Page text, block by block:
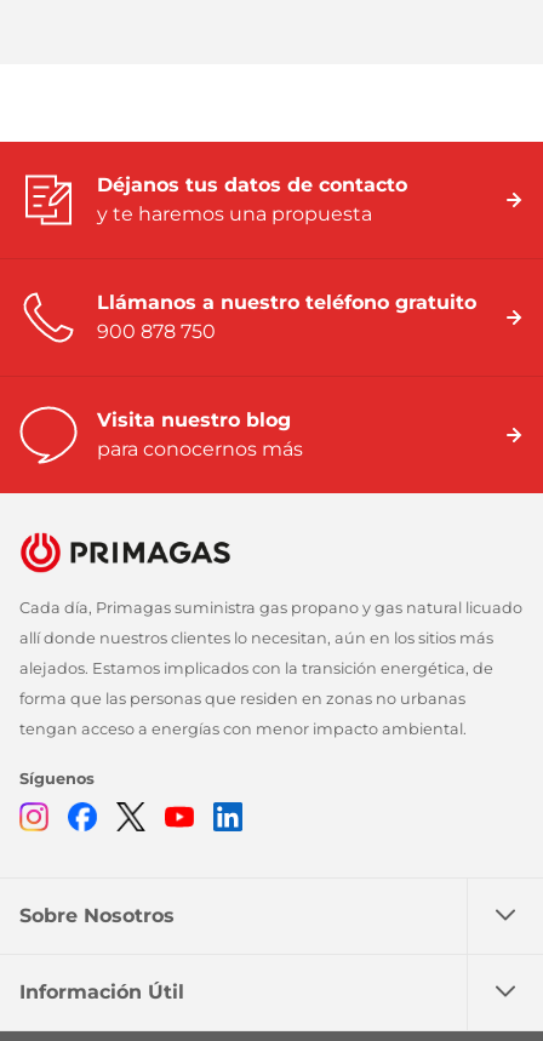
Déjanos tus datos de contacto
y te haremos una propuesta
Llámanos a nuestro teléfono gratuito
900 878 750
Visita nuestro blog
para conocernos más
Cada día, Primagas suministra gas propano y gas natural licuado
allí donde nuestros clientes lo necesitan, aún en los sitios más
alejados. Estamos implicados con la transición energética, de
forma que las personas que residen en zonas no urbanas
tengan acceso a energías con menor impacto ambiental.
Síguenos
Sobre Nosotros
Información Útil